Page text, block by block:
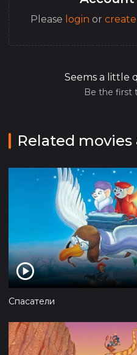
Please login or
Seems a little
Be the first
Related movies
Спасатели